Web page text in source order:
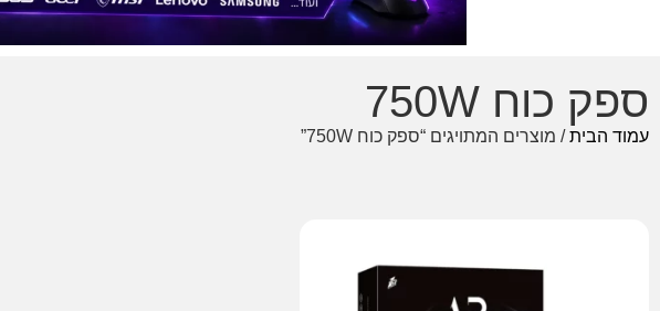
ספק כוח 750W
עמוד הבית/ מוצרים המתויגים “ספק כוח 750W”